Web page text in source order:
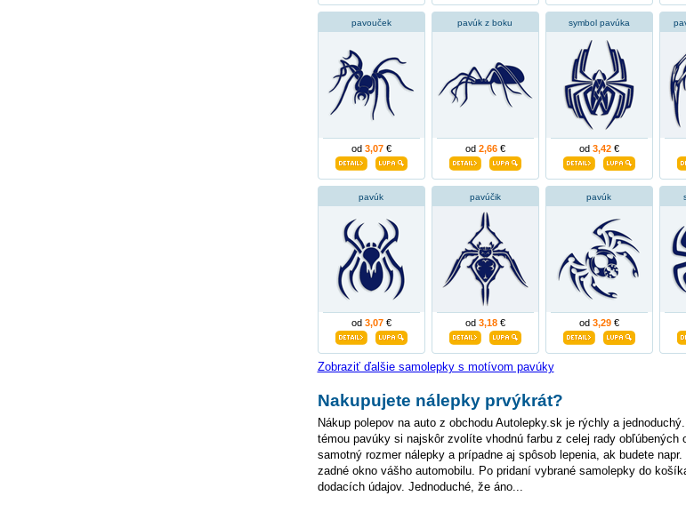
pavouček
od 3,07€
pavúk z boku
od 2,66€
symbol pavúka
od 3,42€
pavúk
od 3,07€
pavúčik
od 3,18€
pavúk
od 3,29€
Zobraziť ďalšie samolepky s motívom pavúky
Nakupujete nálepky prvýkrát?
Nákup polepov na auto z obchodu Autolepky.sk je rýchly a
témou pavúky si najskôr zvolíte vhodnú farbu z celej rady obľúbených
samotný rozmer nálepky a prípadne aj spôsob lepenia, ak budete
zadné okno vášho automobilu. Po pridaní vybrané samolepky do
dodacích údajov. Jednoduché, že áno...